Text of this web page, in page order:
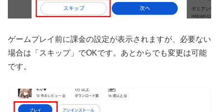
ゲームプレイ前に課金の設定が表示されますが、必要ない
場合は「スキップ」でOKです。あとからでも変更は可能
です。